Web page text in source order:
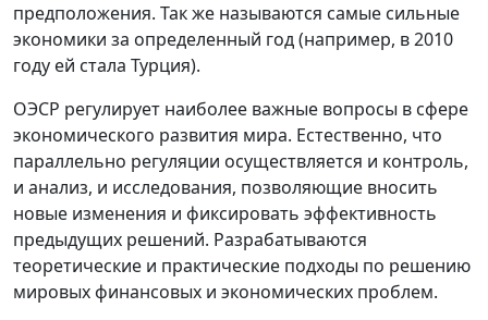
предположения. Так же называются самые сильные
экономики за определенный год (например, в 2010
году ей стала Турция).
ОЭСР регулирует наиболее важные вопросы в сфере
экономического развития мира. Естественно, что
параллельно регуляции осуществляется и контроль,
и анализ, и исследования, позволяющие вносить
новые изменения и фиксировать эффективность
предыдущих решений. Разрабатываются
теоретические и практические подходы по решению
мировых финансовых и экономических проблем.